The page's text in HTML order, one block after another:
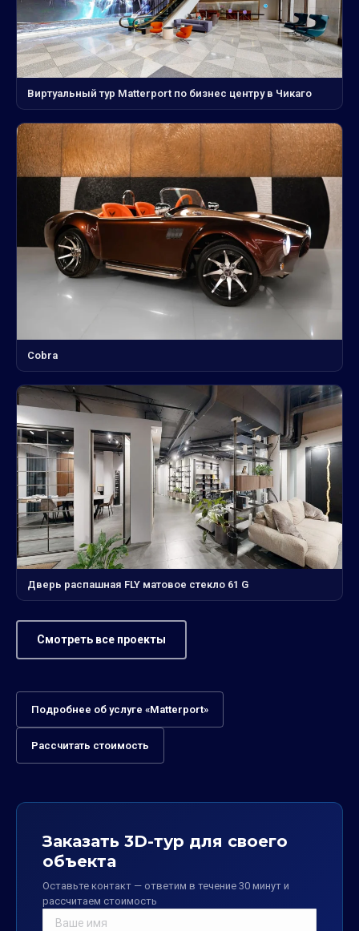
Виртуальный тур Matterport по бизнес центру в Чикаго
Cobra
Дверь распашная FLY матовое стекло 61 G
Смотреть все проекты
Подробнее об услуге «Matterport»
Рассчитать стоимость
Заказать 3D-тур для своего
объекта
Оставьте контакт — ответим в течение 30 минут и
рассчитаем стоимость